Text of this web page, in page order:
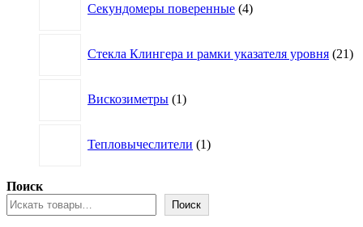
Секундомеры поверенные 4товара
Стекла Клингера и рамки указателя уровня 21
Вискозиметры 1товар
Тепловычеслители 1товар
Поиск
Поиск